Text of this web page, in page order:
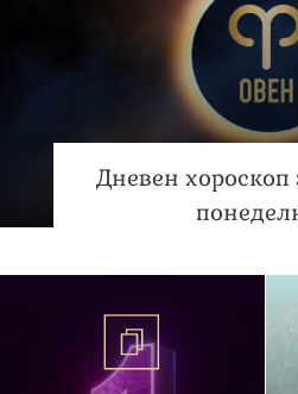
Дневен хороскоп